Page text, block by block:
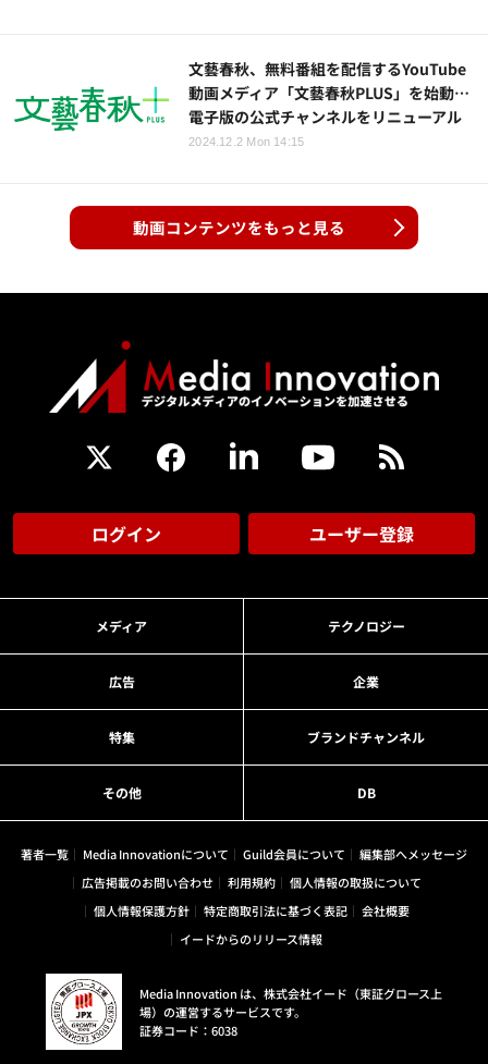
文藝春秋、無料番組を配信するYouTube
動画メディア「文藝春秋PLUS」を始動…
電子版の公式チャンネルをリニューアル
2024.12.2 Mon 14:15
動画コンテンツをもっと見る
ログイン ユーザー登録
メディア テクノロジー
広告 企業
特集 ブランドチャンネル
その他 DB
著者一覧 Media Innovationについて Guild会員について
編集部へメッセージ
広告掲載のお問い合わせ
利用規約
個人情報の取扱について
個人情報保護方針
特定商取引法に基づく表記
会社概要
イードからのリリース情報
Media Innovation は、株式会社イード（東証グロース上
場）の運営するサービスです。
証券コード：6038